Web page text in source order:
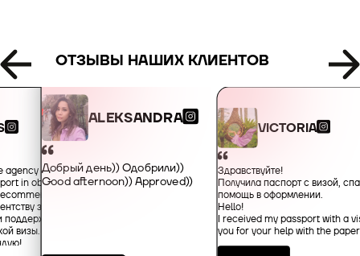
+93
+355
+213
+1-684
ОТЗЫВЫ НАШИХ КЛИЕНТОВ
agency for their
in obtaining an
за
в
визы.
ALEKSANDRA
Добрый день)) Одобрили))
Good afternoon)) Approved))
VICTORIA
Здравствуйте!
Получила паспорт с визой,
помощь в оформлении.
Hello!
I received my passport with a
you for your help with the